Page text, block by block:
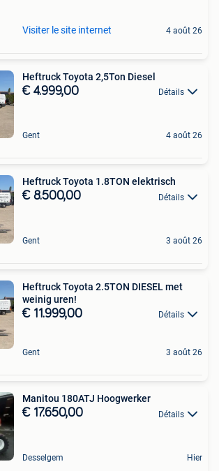
Visiter le site internet 4 août 26
Heftruck Toyota 2,5Ton Diesel
€ 4.999,00 Détails
Gent 4 août 26
Heftruck Toyota 1.8TON elektrisch
€ 8.500,00 Détails
Gent 3 août 26
Heftruck Toyota 2.5TON DIESEL met
weinig uren!
€ 11.999,00 Détails
Gent 3 août 26
Manitou 180ATJ Hoogwerker
€ 17.650,00 Détails
Desselgem Hier